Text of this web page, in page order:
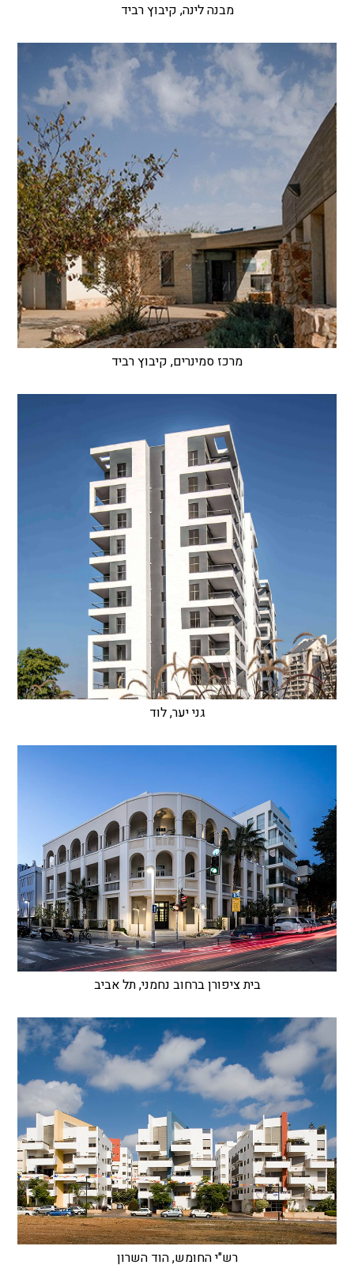
מבנה לינה, קיבוץ רביד
מרכז סמינרים, קיבוץ רביד
גני יער, לוד
בית ציפורן ברחוב נחמני, תל אביב
רש"י החומש, הוד השרון